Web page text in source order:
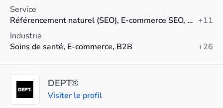
Service
Référencement naturel (SEO), E-commerce SEO, Audit SEO +11
Industrie
Soins de santé, E-commerce, B2B
+26
DEPT®
Visiter le profil